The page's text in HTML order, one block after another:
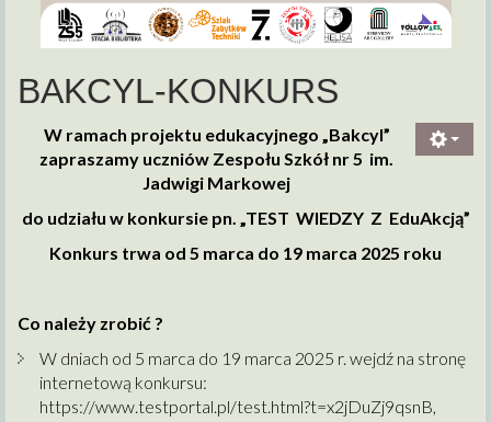
BAKCYL-KONKURS
W ramach projektu edukacyjnego „Bakcyl”
zapraszamy uczniów Zespołu Szkół nr 5 im.
Jadwigi Markowej
do udziału w konkursie pn. „TEST WIEDZY Z EduAkcją”
Konkurs trwa od 5 marca do 19 marca 2025 roku
Co należy zrobić ?
W dniach od 5 marca do 19 marca 2025 r. wejdź na stronę
internetową konkursu:
https://www.testportal.pl/test.html?t=x2jDuZj9qsnB